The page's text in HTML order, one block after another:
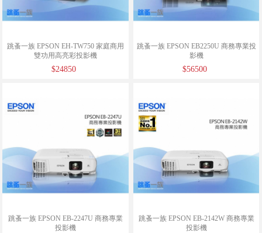
跳蚤一族 EPSON EH-TW750 家庭商用
雙功用高亮彩投影機
$24850
跳蚤一族 EPSON EB2250U 商務專業投
影機
$56500
跳蚤一族 EPSON EB-2247U 商務專業
投影機
跳蚤一族 EPSON EB-2142W 商務專業
投影機